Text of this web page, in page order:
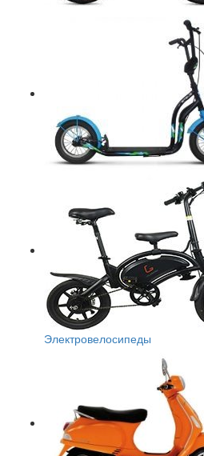
Электровелосипеды